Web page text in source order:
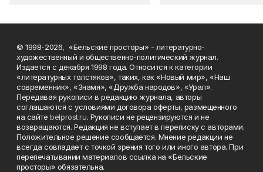
© 1998-2026, «Бельские просторы» - литературно-
художественный и общественно-политический журнал.
Издается с декабря 1998 года. Относится к категории
«литературных толстяков», таких, как «Новый мир», «Наш
современник», «Знамя», «Дружба народов», «Урал».
Передавая рукописи в редакцию журнала, авторы
соглашаются с условиями договора оферты, размещенного
на сайтеbelprost.ru. Рукописи не рецензируются и не
возвращаются. Редакция не вступает в переписку с авторами.
Положительное решение сообщается. Мнение редакции не
всегда совпадает с точкой зрения того или иного автора. При
перепечатывании материалов ссылка на «Бельские
просторы» обязательна.